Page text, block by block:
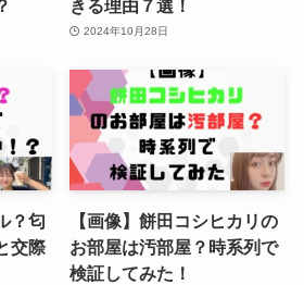
きる理由７選！
2024年10月28日
？匂
交際
【画像】餅田コシヒカリの
お部屋は汚部屋？時系列で
検証してみた！